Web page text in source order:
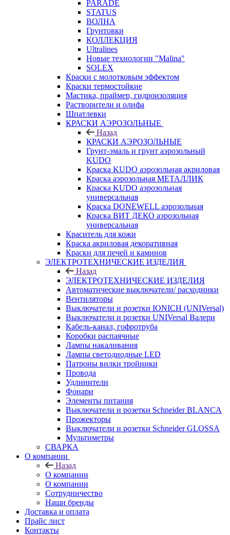
PARADE
STATUS
ВОЛНА
Грунтовки
КОЛЛЕКЦИЯ
Ultralines
Новые технологии "Malina"
SOLEX
Краски с молотковым эффектом
Краски термостойкие
Мастика, праймер, гидроизоляция
Растворители и олифа
Шпатлевки
КРАСКИ АЭРОЗОЛЬНЫЕ
Назад
КРАСКИ АЭРОЗОЛЬНЫЕ
Грунт-эмаль и грунт аэрозольный
KUDO
Краска KUDO аэрозольная акриловая
Краска аэрозольная МЕТАЛЛИК
Краска KUDO аэрозольная
универсальная
Краска DONEWELL аэрозольная
Краска ВИТ ДЕКО аэрозольная
универсальная
Краситель для кожи
Краска акриловая декоративная
Краски для печей и каминов
ЭЛЕКТРОТЕХНИЧЕСКИЕ ИЗДЕЛИЯ
Назад
ЭЛЕКТРОТЕХНИЧЕСКИЕ ИЗДЕЛИЯ
Автоматические выключатели/ расходники
Вентиляторы
Выключатели и розетки IONICH (UNIVersal)
Выключатели и розетки UNIVersal Валери
Кабель-канал, гофротруба
Коробки распаячные
Лампы накаливания
Лампы светодиодные LED
Патроны вилки тройники
Провода
Удлинители
Фонари
Элементы питания
Выключатели и розетки Schneider BLANCA
Прожекторы
Выключатели и розетки Schneider GLOSSA
Мультиметры
СВАРКА
О компании
Назад
О компании
О компании
Сотрудничество
Наши бренды
Доставка и оплата
Прайс лист
Контакты